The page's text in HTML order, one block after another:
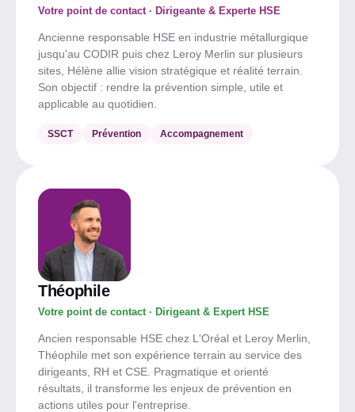
Votre point de contact · Dirigeante & Experte HSE
Ancienne responsable HSE en industrie métallurgique
jusqu'au CODIR puis chez Leroy Merlin sur plusieurs
sites, Hélène allie vision stratégique et réalité terrain.
Son objectif : rendre la prévention simple, utile et
applicable au quotidien.
SSCT Prévention Accompagnement
Théophile
Votre point de contact · Dirigeant & Expert HSE
Ancien responsable HSE chez L'Oréal et Leroy Merlin,
Théophile met son expérience terrain au service des
dirigeants, RH et CSE. Pragmatique et orienté
résultats, il transforme les enjeux de prévention en
actions utiles pour l'entreprise.